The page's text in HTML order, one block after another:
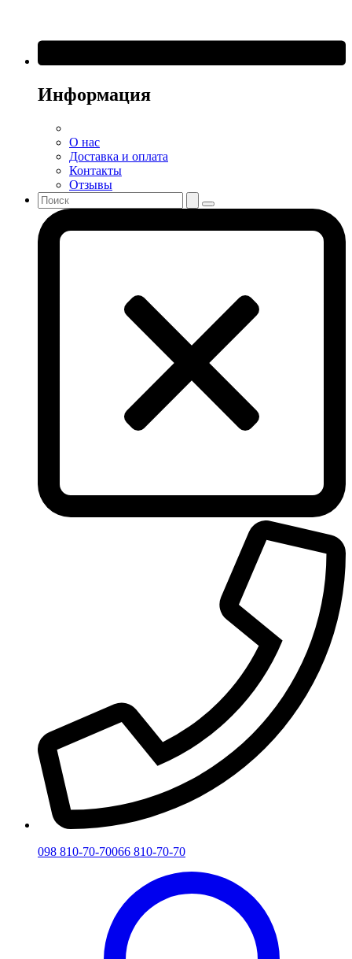
Информация
О нас
Доставка и оплата
Контакты
Отзывы
098 810-70-70066 810-70-70